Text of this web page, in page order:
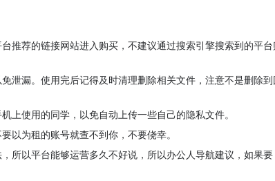
推荐的链接网站进入购买，不建议通过搜索引擎搜索到的平台
泄漏。使用完后记得及时清理删除相关文件，注意不是删除到
上使用的同学，以免自动上传一些自己的隐私文件。
以为租的账号就查不到你，不要侥幸。
所以平台能够运营多久不好说，所以办公人导航建议，如果要